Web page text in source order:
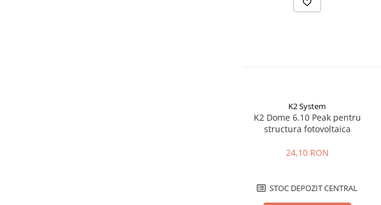
K2 System
K2 Dome 6.10 Peak pentru
structura fotovoltaica
24,10 RON
STOC DEPOZIT CENTRAL